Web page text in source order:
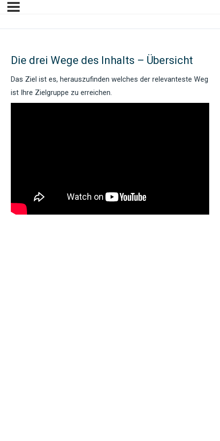
Die drei Wege des Inhalts – Übersicht
Das Ziel ist es, herauszufinden welches der relevanteste Weg
ist Ihre Zielgruppe zu erreichen.